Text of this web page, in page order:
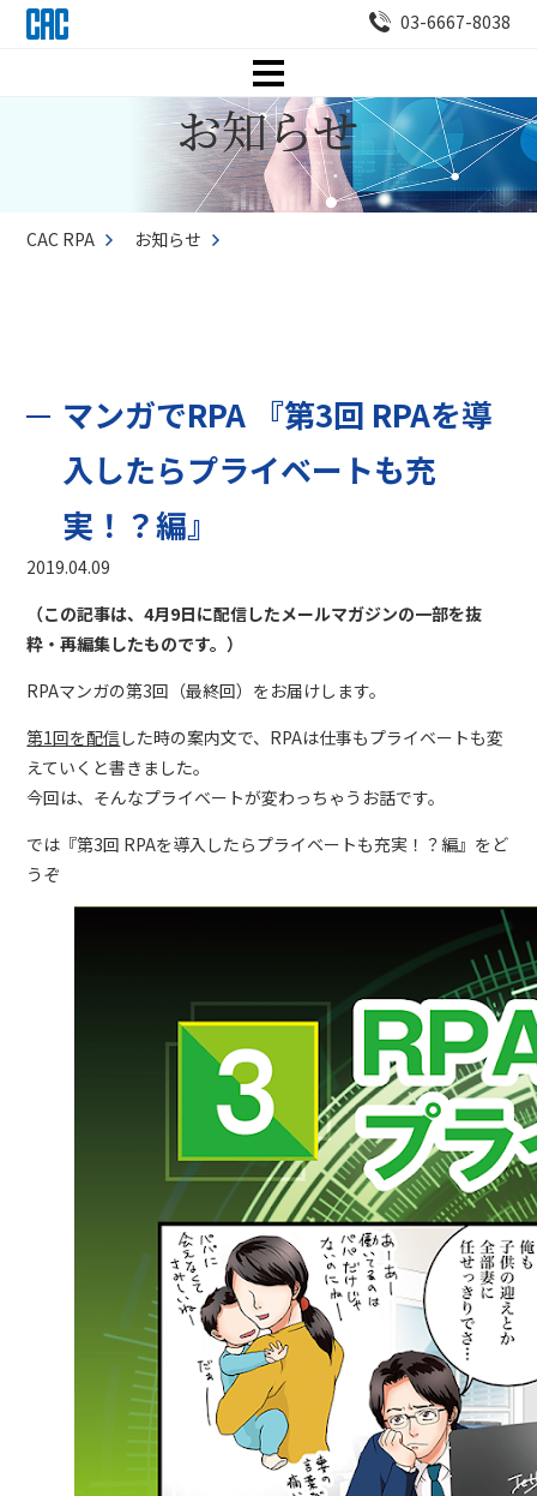
03-6667-8038
CAC RPA お知らせ
マンガでRPA 『第3回 RPAを導
入したらプライベートも充
実！？編』
2019.04.09
（この記事は、4月9日に配信したメールマガジンの一部を抜
粋・再編集したものです。）
RPAマンガの第3回（最終回）をお届けします。
第1回を配信 した時の案内文で、RPAは仕事もプライベートも変
えていくと書きました。
今回は、そんなプライベートが変わっちゃうお話です。
では『第3回 RPAを導入したらプライベートも充実！？編』をど
うぞ